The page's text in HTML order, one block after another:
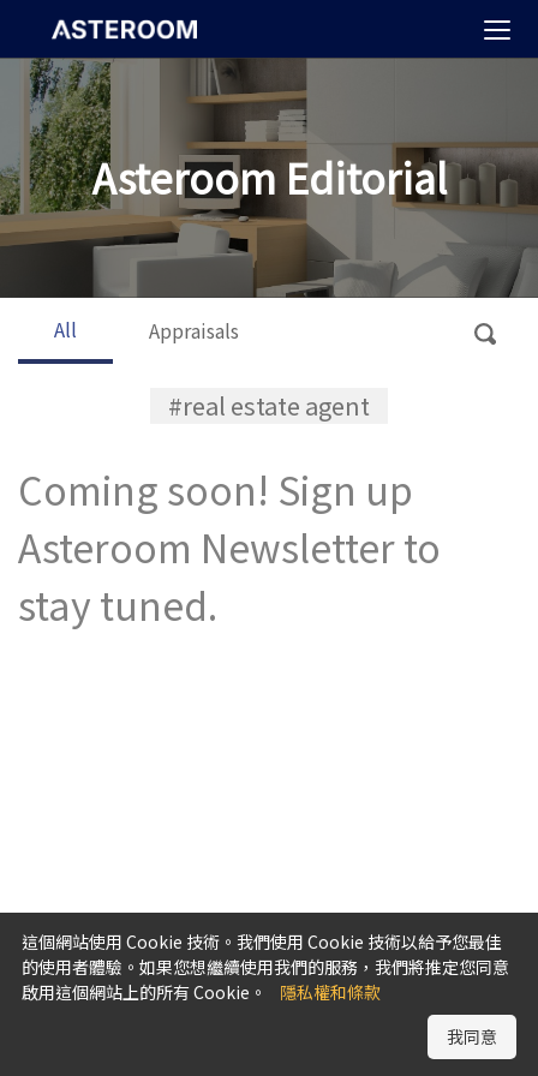
Asteroom Editorial
All Appraisals
#real estate agent
Coming soon! Sign up
Asteroom Newsletter to
stay tuned.
這個網站使用 Cookie 技術。我們使用 Cookie 技術以給予您最佳
的使用者體驗。如果您想繼續使用我們的服務，我們將推定您同意
啟用這個網站上的所有 Cookie。
隱私權和條款
我同意